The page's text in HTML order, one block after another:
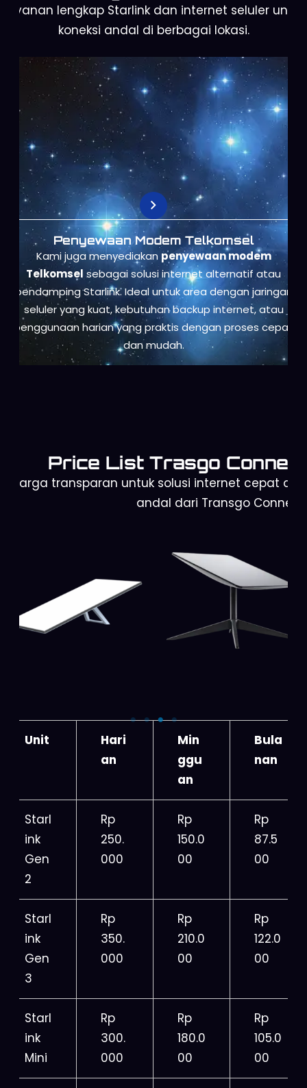
Layanan lengkap Starlink dan internet seluler untuk
koneksi andal di berbagai lokasi.
Penyewaan Modem Telkomsel
Kami juga menyediakan penyewaan modem
Telkomsel sebagai solusi internet alternatif atau
pendamping Starlink. Ideal untuk area dengan jaringan
seluler yang kuat, kebutuhan backup internet, atau
penggunaan harian yang praktis dengan proses cepat
dan mudah.
Price List Trasgo Connect
Harga transparan untuk solusi internet cepat dan
andal dari Transgo Connect.
Starlink Gen 2 Orbit Telkomsel
Unit
Hari
an
Min
ggu
an
Bula
nan
Starl
ink
Gen
2
Rp
250.
000
Rp
150.0
00
Rp
87.5
00
Starl
ink
Gen
3
Rp
350.
000
Rp
210.0
00
Rp
122.0
00
Starl
ink
Mini
Rp
300.
000
Rp
180.0
00
Rp
105.0
00